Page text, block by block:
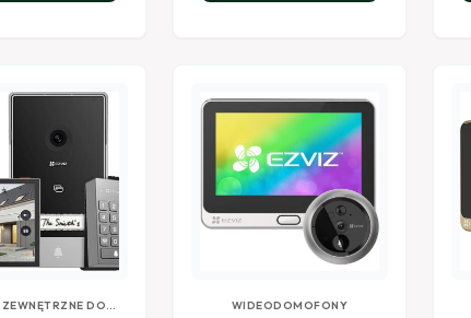
DO
WIDEODOMOFONY